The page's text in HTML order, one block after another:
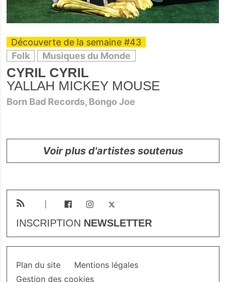
Découverte de la semaine #43
Folk
Musiques du Monde
CYRIL CYRIL
YALLAH MICKEY MOUSE
Born Bad Records, Bongo Joe
Voir plus d'artistes soutenus
INSCRIPTION NEWSLETTER
Plan du site
Mentions légales
Gestion des cookies